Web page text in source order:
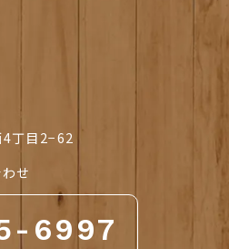
4丁目2−62
せ
6997